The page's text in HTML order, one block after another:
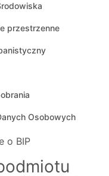
przestrzenne
Osobowych
o BIP